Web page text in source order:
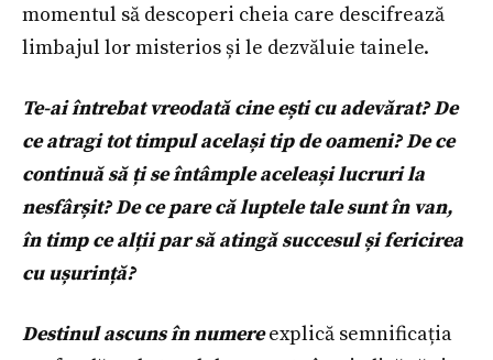
momentul să descoperi cheia care descifrează
limbajul lor misterios și le dezvăluie tainele.
Te-ai întrebat vreodată cine ești cu adevărat? De
ce atragi tot timpul același tip de oameni? De ce
continuă să ți se întâmple aceleași lucruri la
nesfârșit? De ce pare că luptele tale sunt în van,
în timp ce alții par să atingă succesul și fericirea
cu ușurință?
Destinul ascuns în numereexplică semnificația